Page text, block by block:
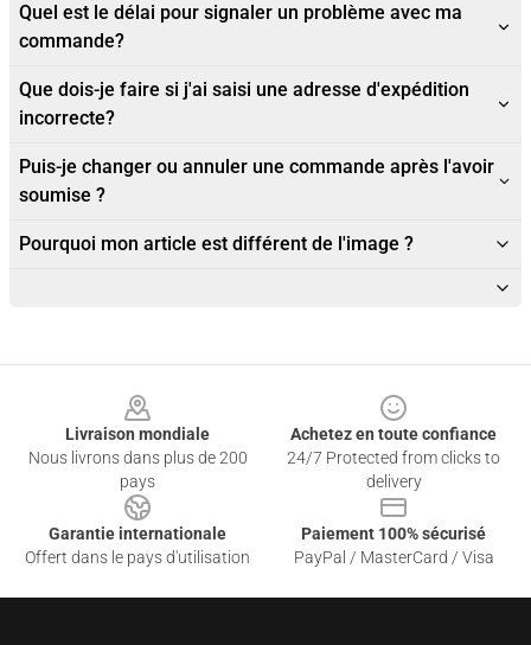
Quel est le délai pour signaler un problème avec ma
commande?
Que dois-je faire si j'ai saisi une adresse d'expédition
incorrecte?
Puis-je changer ou annuler une commande après l'avoir
soumise ?
Pourquoi mon article est différent de l'image ?
Livraison mondiale
Nous livrons dans plus de 200
pays
Achetez en toute confiance
24/7 Protected from clicks to
delivery
Garantie internationale
Offert dans le pays d'utilisation
Paiement 100% sécurisé
PayPal / MasterCard / Visa